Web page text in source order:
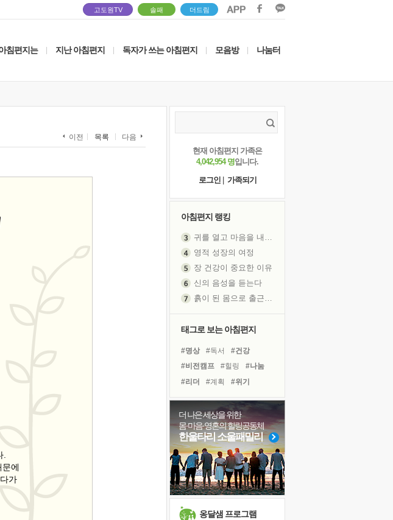
고도원TV 솔패 더드림
침편지는 지난 아침편지 독자가 쓰는 아침편지 모음방 나눔터
이전 목록 다음
에
가
현재 아침편지 가족은
4,042,954 명입니다.
로그인
가족되기
아침편지 랭킹
귀를 열고 마음을 내어주고
영적 성장의 여정
장 건강이 중요한 이유
신의 음성을 듣는다
흙이 된 몸으로 출근하는 여자
졸업식 사진을 보며
극심한 변비, 어깨결림, 수면 장애
보고 싶은 어머니
마음이 멈춰 버린 곳
유년 시절의 부산 영도 바다
못된 꼰대들
희망이란
태그로 보는 아침편지
#명상 #독서
#건강
#비전캠프
#힐링
#나눔
#리더
#계획
#위기
#사람
#바이러스
#독서캠프
#희망
#극복
#경험
#유튜브
#아이들
#다짐
#삶 #선택
#도움
#친구
더 나은 세상을 위한
몸·마음·영혼의 힐링공동체
한울타리 소울패밀리
옹달샘 프로그램